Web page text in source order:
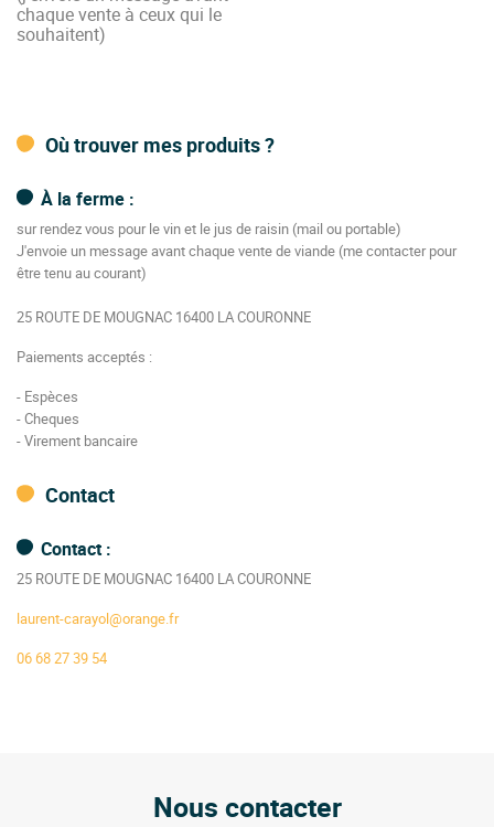
chaque vente à ceux qui le
souhaitent)
Où trouver mes produits ?
À la ferme :
sur rendez vous pour le vin et le jus de raisin (mail ou portable)
J'envoie un message avant chaque vente de viande (me contacter pour
être tenu au courant)
25 ROUTE DE MOUGNAC 16400 LA COURONNE
Paiements acceptés :
- Espèces
- Cheques
- Virement bancaire
Contact
Contact :
25 ROUTE DE MOUGNAC 16400 LA COURONNE
laurent-carayol@orange.fr
06 68 27 39 54
Nous contacter